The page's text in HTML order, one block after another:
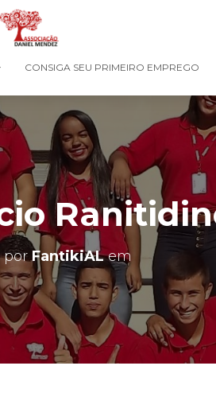
CONSIGA SEU PRIMEIRO EMPREGO
porFantikiALem